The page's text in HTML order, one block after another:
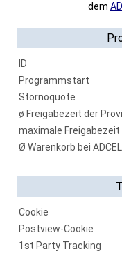
dem
ID
Programmstart
Stornoquote
ø Freigabezeit der
maximale Freigabezeit
Ø Warenkorb bei
Cookie
Postview-Cookie
1st Party Tracking